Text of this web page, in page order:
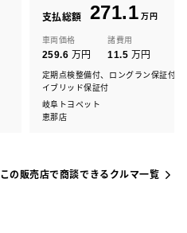
支払総額 271.1 万円
車両価格
259.6 万円
諸費用
11.5 万円
定期点検整備付、ロングラン保証付、
イブリッド保証付
岐阜トヨペット
恵那店
この販売店で商談できるクルマ一覧